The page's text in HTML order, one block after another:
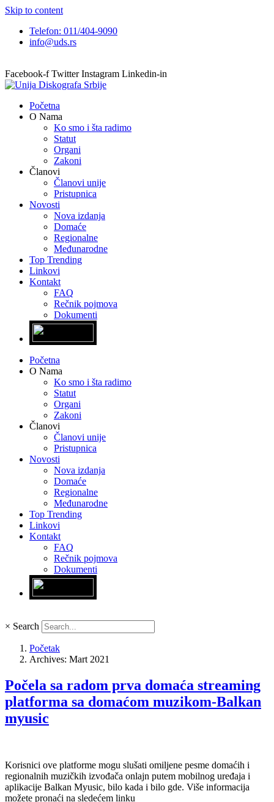
Skip to content
Telefon: 011/404-9090
info@uds.rs
Facebook-f Twitter Instagram Linkedin-in
Početna
O Nama
Ko smo i šta radimo
Statut
Organi
Zakoni
Članovi
Članovi unije
Pristupnica
Novosti
Nova izdanja
Domaće
Regionalne
Međunarodne
Top Trending
Linkovi
Kontakt
FAQ
Rečnik pojmova
Dokumenti
Početna
O Nama
Ko smo i šta radimo
Statut
Organi
Zakoni
Članovi
Članovi unije
Pristupnica
Novosti
Nova izdanja
Domaće
Regionalne
Međunarodne
Top Trending
Linkovi
Kontakt
FAQ
Rečnik pojmova
Dokumenti
× Search
Početak
Archives: Mart 2021
Počela sa radom prva domaća streaming
platforma sa domaćom muzikom-Balkan
myusic
Korisnici ove platforme mogu slušati omiljene pesme domaćih i
regionalnih muzičkih izvođača onlajn putem mobilnog uređaja i
aplikacije Balkan Myusic, bilo kada i bilo gde. Više informacija
možete pronaći na sledećem linku